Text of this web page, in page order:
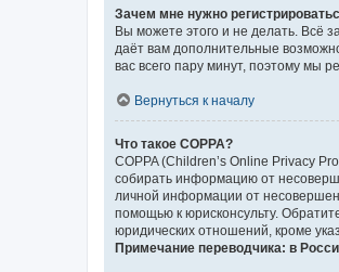
Зачем мне нужно
Вы можете этого и не делать. Всё
даёт вам дополнительные
вас всего пару минут, поэтому мы
Вернуться к началу
Что такое COPPA?
COPPA (Children’s Online Privacy
собирать информацию от
личной информации от
помощью к юрисконсульту.
юридических отношений, кроме
Примечание переводчика: в